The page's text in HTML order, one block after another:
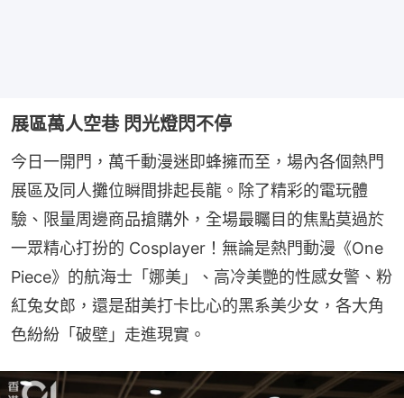
展區萬人空巷 閃光燈閃不停
今日一開門，萬千動漫迷即蜂擁而至，場內各個熱門
展區及同人攤位瞬間排起長龍。除了精彩的電玩體
驗、限量周邊商品搶購外，全場最矚目的焦點莫過於
一眾精心打扮的 Cosplayer！無論是熱門動漫《One
Piece》的航海士「娜美」、高冷美艷的性感女警、粉
紅兔女郎，還是甜美打卡比心的黑系美少女，各大角
色紛紛「破壁」走進現實。